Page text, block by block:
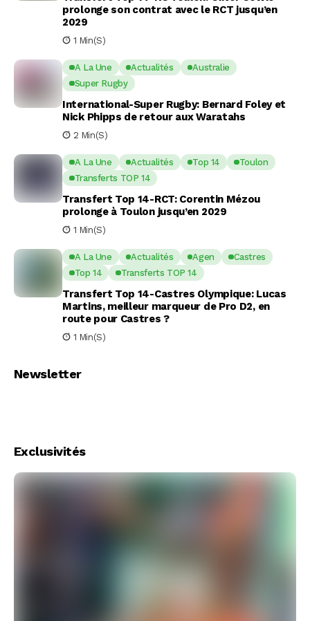
prolonge son contrat avec le RCT jusqu’en
2029
1 Min(s)
A La Une Actualités
Australie
Super Rugby
International-Super Rugby: Bernard Foley et
Nick Phipps de retour aux Waratahs
2 Min(s)
A La Une Actualités Top 14
Toulon
Transferts TOP 14
Transfert Top 14-RCT: Corentin Mézou
prolonge à Toulon jusqu’en 2029
1 Min(s)
A La Une Actualités Agen
Castres
Top 14
Transferts TOP 14
Transfert Top 14-Castres Olympique: Lucas
Martins, meilleur marqueur de Pro D2, en
route pour Castres ?
1 Min(s)
Newsletter
Exclusivités